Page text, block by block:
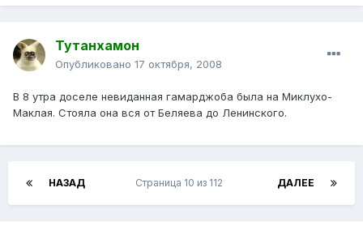
Тутанхамон
Опубликовано 17 октября, 2008
В 8 утра доселе невиданная гамарджоба была на Миклухо-
Маклая. Стояла она вся от Беляева до Ленинского.
НАЗАД ДАЛЕЕ
Страница 10 из 112